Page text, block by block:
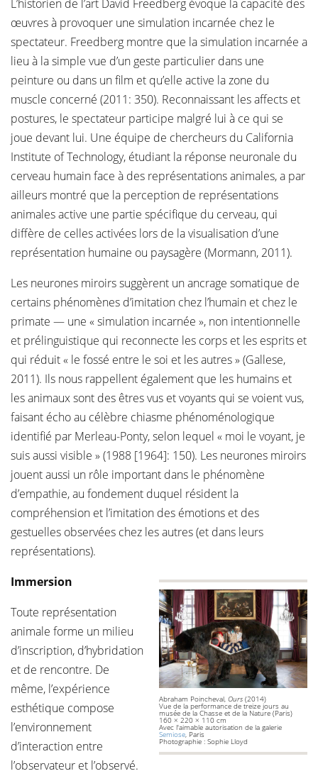
L’historien de l’art David Freedberg évoque la capacité des
œuvres à provoquer une simulation incarnée chez le
spectateur. Freedberg montre que la simulation incarnée a
lieu à la simple vue d’un geste particulier dans une
peinture ou dans un film et qu’elle active la zone du
muscle concerné (2011: 350). Reconnaissant les affects et
postures, le spectateur participe malgré lui à ce qui se
joue devant lui. Une équipe de chercheurs du California
Institute of Technology, étudiant la réponse neuronale du
cerveau humain face à des représentations animales, a par
ailleurs montré que la perception de représentations
animales active une partie spécifique du cerveau, qui
diffère de celles activées lors de la visualisation d’une
représentation humaine ou paysagère (Mormann, 2011).
Les neurones miroirs suggèrent un ancrage somatique de
certains phénomènes d’imitation chez l’humain et chez le
primate — une « simulation incarnée », non intentionnelle
et prélinguistique qui reconnecte les corps et les esprits et
qui réduit « le fossé entre le soi et les autres » (Gallese,
2011). Ils nous rappellent également que les humains et
les animaux sont des êtres vus et voyants qui se voient vus,
faisant écho au célèbre chiasme phénoménologique
identifié par Merleau-Ponty, selon lequel « moi le voyant, je
suis aussi visible » (1988 [1964]: 150). Les neurones miroirs
jouent aussi un rôle important dans le phénomène
d’empathie, au fondement duquel résident la
compréhension et l’imitation des émotions et des
gestuelles observées chez les autres (et dans leurs
représentations).
Abraham Poincheval, Ours (2014)
Vue de la performance de treize jours au
musée de la Chasse et de la Nature (Paris)
160 × 220 × 110 cm
Avec l'aimable autorisation de la galerie
Semiose, Paris
Photographie : Sophie Lloyd
Immersion
Toute représentation
animale forme un milieu
d’inscription, d’hybridation
et de rencontre. De
même, l’expérience
esthétique compose
l’environnement
d’interaction entre
l’observateur et l’observé.